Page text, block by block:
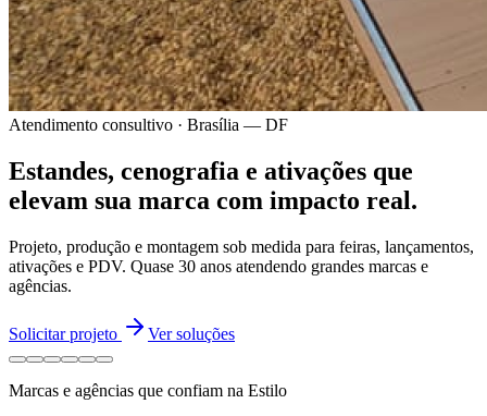
Atendimento consultivo · Brasília — DF
Estandes, cenografia e ativações que
elevam sua marca com impacto real.
Projeto, produção e montagem sob medida para feiras, lançamentos,
ativações e PDV. Quase 30 anos atendendo grandes marcas e
agências.
Solicitar projeto Ver soluções
Marcas e agências que confiam na Estilo